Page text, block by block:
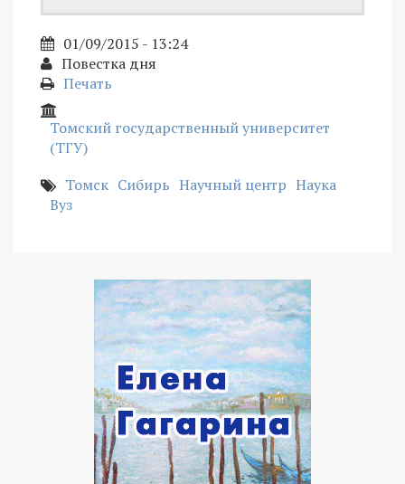
01/09/2015 - 13:24
Повестка дня
Печать
Томский государственный университет
(ТГУ)
Томск Сибирь Научный центр Наука
Вуз